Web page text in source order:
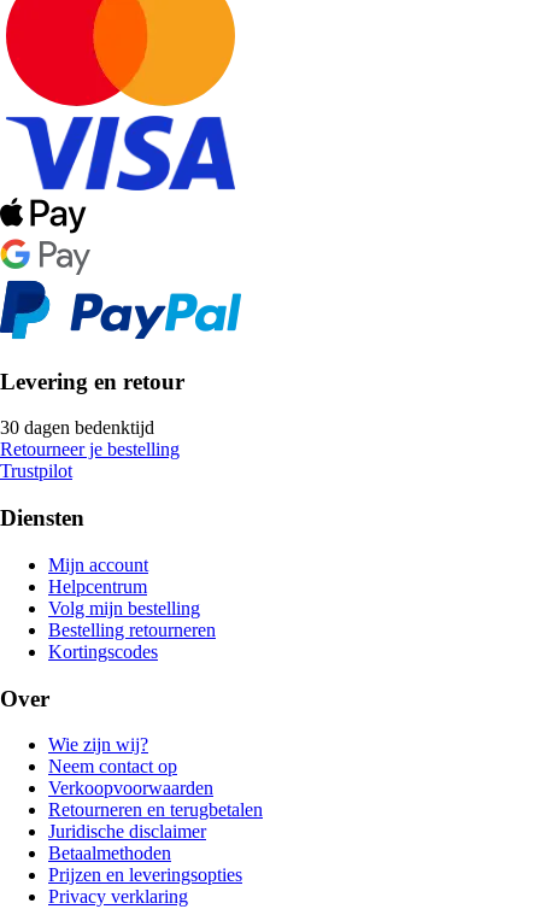
Levering en retour
30 dagen bedenktijd
Retourneer je bestelling
Trustpilot
Diensten
Mijn account
Helpcentrum
Volg mijn bestelling
Bestelling retourneren
Kortingscodes
Over
Wie zijn wij?
Neem contact op
Verkoopvoorwaarden
Retourneren en terugbetalen
Juridische disclaimer
Betaalmethoden
Prijzen en leveringsopties
Privacy verklaring